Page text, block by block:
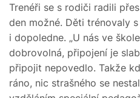
Trenéři se s rodiči radili
den možné. Děti trénovaly
i dopoledne. „U nás ve
dobrovolná, připojení je
připojit nepovedlo. Takže
ráno, nic strašného se